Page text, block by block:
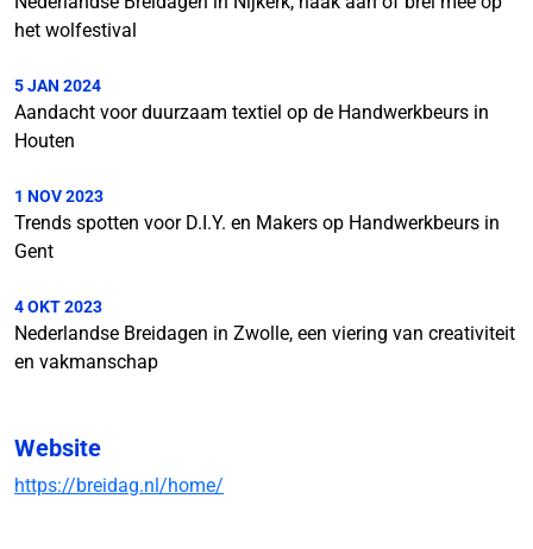
het wolfestival
5 JAN 2024
Aandacht voor duurzaam textiel op de Handwerkbeurs in
Houten
1 NOV 2023
Trends spotten voor D.I.Y. en Makers op Handwerkbeurs in
Gent
4 OKT 2023
Nederlandse Breidagen in Zwolle, een viering van creativiteit
en vakmanschap
Website
https://breidag.nl/home/